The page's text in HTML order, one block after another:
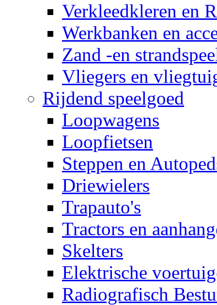
Verkleedkleren en
Werkbanken en
Zand -en
Vliegers en
Rijdend speelgoed
Loopwagens
Loopfietsen
Steppen en
Driewielers
Trapauto's
Tractors en
Skelters
Elektrische
Radiografisch